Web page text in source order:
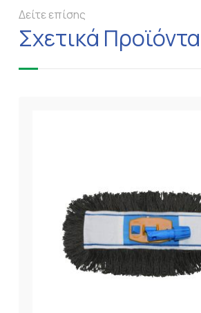
Δείτε επίσης
Σχετικά Προϊόντα